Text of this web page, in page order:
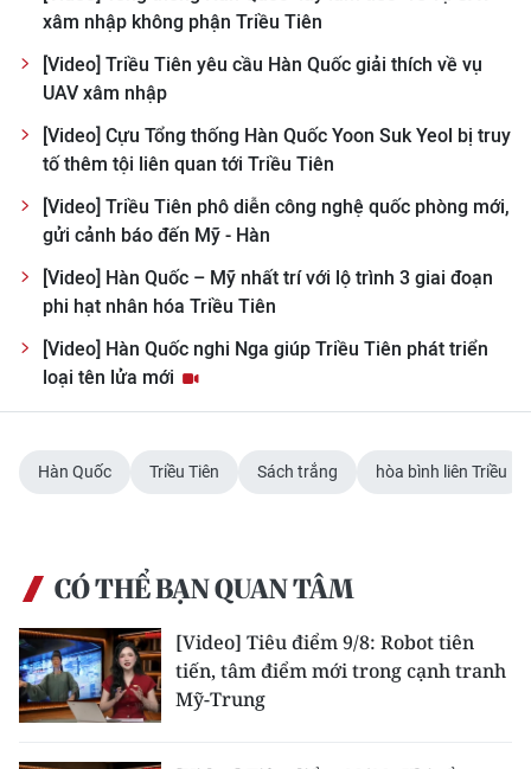
Video
Media Chính trị
Media Kinh tế
Media Văn hóa
Media Xã hội
Media Pháp luật
Media Thế giới
Media Giáo dục
Media Khoa học - Công nghệ
Media Môi trường
Ảnh
xâm nhập không phận Triều Tiên
[Video] Triều Tiên yêu cầu Hàn Quốc giải thích về vụ
UAV xâm nhập
[Video] Cựu Tổng thống Hàn Quốc Yoon Suk Yeol bị truy
tố thêm tội liên quan tới Triều Tiên
[Video] Triều Tiên phô diễn công nghệ quốc phòng mới,
gửi cảnh báo đến Mỹ - Hàn
[Video] Hàn Quốc – Mỹ nhất trí với lộ trình 3 giai đoạn
phi hạt nhân hóa Triều Tiên
[Video] Hàn Quốc nghi Nga giúp Triều Tiên phát triển
loại tên lửa mới
Hàn Quốc Triều Tiên Sách trắng hòa bình liên Triều
CÓ THỂ BẠN QUAN TÂM
[Video] Tiêu điểm 9/8: Robot tiên
tiến, tâm điểm mới trong cạnh tranh
Mỹ-Trung